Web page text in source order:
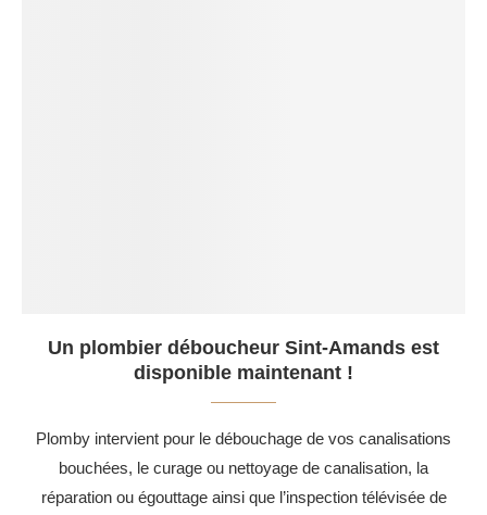
Un plombier déboucheur Sint-Amands est
disponible maintenant !
Plomby intervient pour le débouchage de vos canalisations
bouchées, le curage ou nettoyage de canalisation, la
réparation ou égouttage ainsi que l’inspection télévisée de